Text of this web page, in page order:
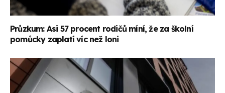
Průzkum: Asi 57 procent rodičů míní, že za školní
pomůcky zaplatí víc než loni